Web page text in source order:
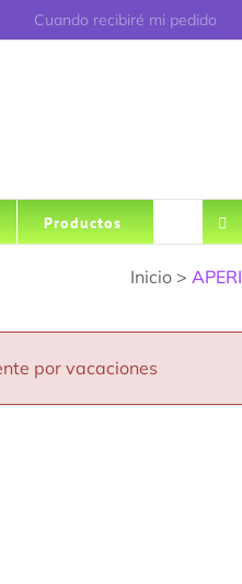
Cuando recibiré mi pedido
Productos
Inicio >
por vacaciones